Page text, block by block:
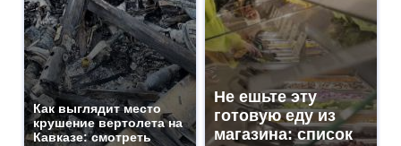
Как выглядит место
крушение вертолета на
Кавказе: смотреть
Не ешьте эту
готовую еду из
магазина: список